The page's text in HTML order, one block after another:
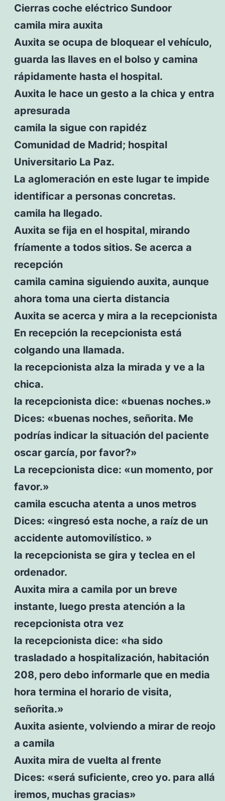
Cierras coche eléctrico Sundoor
camila mira auxita
Auxita se ocupa de bloquear el vehículo,
guarda las llaves en el bolso y camina
rápidamente hasta el hospital.
Auxita le hace un gesto a la chica y entra
apresurada
camila la sigue con rapidéz
Comunidad de Madrid; hospital
Universitario La Paz.
La aglomeración en este lugar te impide
identificar a personas concretas.
camila ha llegado.
Auxita se fija en el hospital, mirando
fríamente a todos sitios. Se acerca a
recepción
camila camina siguiendo auxita, aunque
ahora toma una cierta distancia
Auxita se acerca y mira a la recepcionista
En recepción la recepcionista está
colgando una llamada.
la recepcionista alza la mirada y ve a la
chica.
la recepcionista dice: «buenas noches.»
Dices: «buenas noches, señorita. Me
podrías indicar la situación del paciente
oscar garcía, por favor?»
La recepcionista dice: «un momento, por
favor.»
camila escucha atenta a unos metros
Dices: «ingresó esta noche, a raíz de un
accidente automovilístico. »
la recepcionista se gira y teclea en el
ordenador.
Auxita mira a camila por un breve
instante, luego presta atención a la
recepcionista otra vez
la recepcionista dice: «ha sido
trasladado a hospitalización, habitación
208, pero debo informarle que en media
hora termina el horario de visita,
señorita.»
Auxita asiente, volviendo a mirar de reojo
a camila
Auxita mira de vuelta al frente
Dices: «será suficiente, creo yo. para allá
iremos, muchas gracias»